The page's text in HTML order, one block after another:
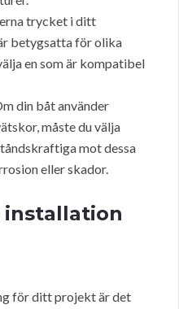
trycket i ditt
betygsatta för olika
en som är kompatibel
din båt använder
måste du välja
mot dessa
eller skador.
installation
för ditt projekt är det